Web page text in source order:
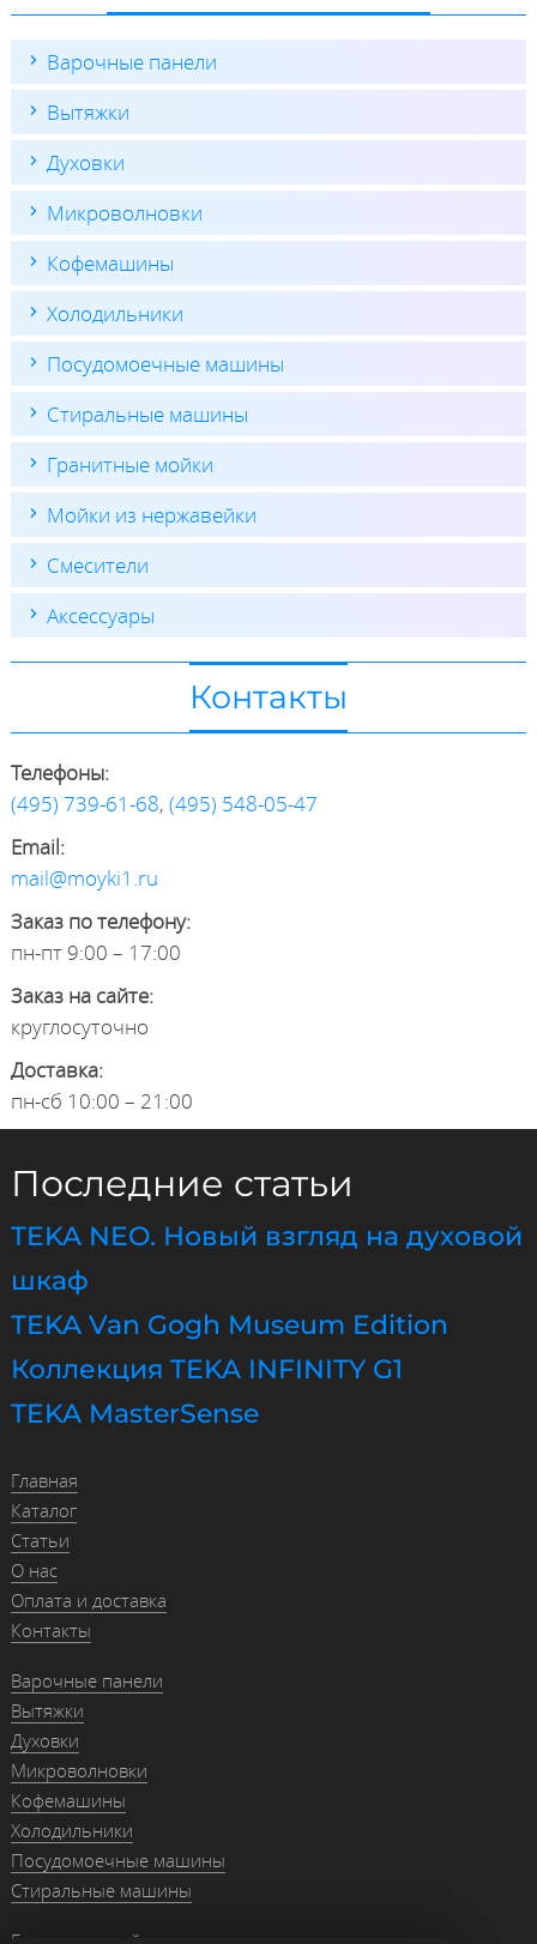
Варочные панели
Вытяжки
Духовки
Микроволновки
Кофемашины
Холодильники
Посудомоечные машины
Стиральные машины
Гранитные мойки
Мойки из нержавейки
Смесители
Аксессуары
Контакты
Телефоны:
(495) 739-61-68, (495) 548-05-47
Email:
mail@moyki1.ru
Заказ по телефону:
пн-пт 9:00 – 17:00
Заказ на сайте:
круглосуточно
Доставка:
пн-сб 10:00 – 21:00
Последние статьи
TEKA NEO. Новый взгляд на духовой
шкаф
TEKA Van Gogh Museum Edition
Коллекция TEKA INFINITY G1
TEKA MasterSense
Главная
Каталог
Статьи
О нас
Оплата и доставка
Контакты
Варочные панели
Вытяжки
Духовки
Микроволновки
Кофемашины
Холодильники
Посудомоечные машины
Стиральные машины